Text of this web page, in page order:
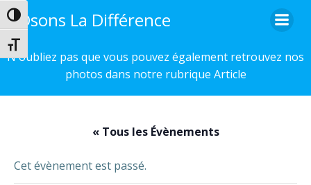
Passer en contraste élevé
Changer la taille de la police
au
Osons La Différence
N'oubliez pas que vous pouvez également retrouvez nos
photos dans notre rubrique Article
« Tous les Évènements
Cet évènement est passé.